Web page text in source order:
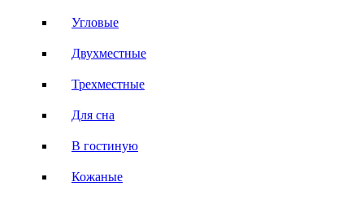
Угловые
Двухместные
Трехместные
Для сна
В гостиную
Кожаные